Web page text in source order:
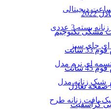
دیجیتالی
بسته 3 عددی
چای سبز
2022
سانت
سانت
صفحه تعادل
کراسفیت